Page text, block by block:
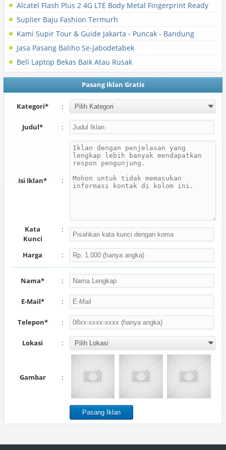
Alcatel Flash Plus 2 4G LTE Body Metal Fingerprint Ready
Suplier Baju Fashion Termurh
Kami Supir Tour & Guide Jakarta - Puncak - Bandung
Jasa Pasang Baliho Se-Jabodetabek
Beli Laptop Bekas Baik Atau Rusak
Pasang Iklan Gratis
Kategori* :
Judul* :
Isi Iklan* :
Kata
Kunci
:
Harga :
Nama* :
E-Mail* :
Telepon* :
Lokasi :
Gambar :